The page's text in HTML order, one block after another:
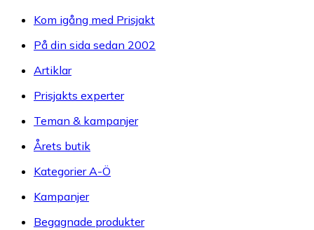
Kom igång med Prisjakt
På din sida sedan 2002
Artiklar
Prisjakts experter
Teman & kampanjer
Årets butik
Kategorier A-Ö
Kampanjer
Begagnade produkter